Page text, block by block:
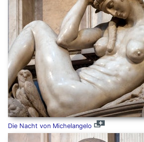
Die Nacht von Michelangelo